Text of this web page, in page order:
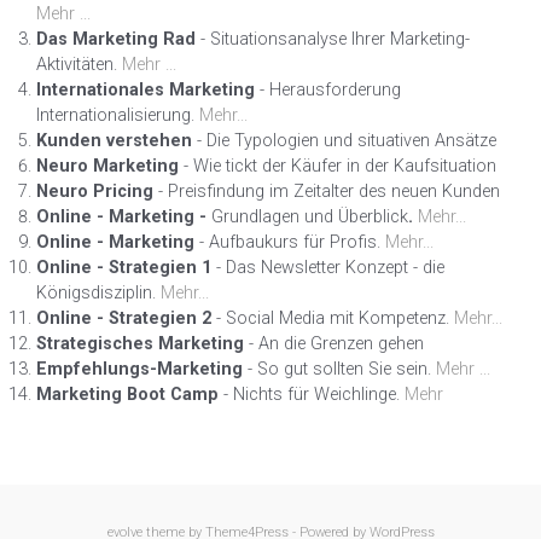
Mehr ...
Das Marketing Rad - Situationsanalyse Ihrer Marketing-
Aktivitäten. Mehr ...
Internationales Marketing - Herausforderung
Internationalisierung. Mehr...
Kunden verstehen - Die Typologien und situativen Ansätze
Neuro Marketing - Wie tickt der Käufer in der Kaufsituation
Neuro Pricing - Preisfindung im Zeitalter des neuen Kunden
Online - Marketing - Grundlagen und Überblick. Mehr...
Online - Marketing - Aufbaukurs für Profis. Mehr...
Online - Strategien 1 - Das Newsletter Konzept - die
Königsdisziplin. Mehr...
Online - Strategien 2 - Social Media mit Kompetenz. Mehr...
Strategisches Marketing - An die Grenzen gehen
Empfehlungs-Marketing - So gut sollten Sie sein. Mehr ...
Marketing Boot Camp - Nichts für Weichlinge. Mehr
evolvetheme by Theme4Press - Powered by WordPress